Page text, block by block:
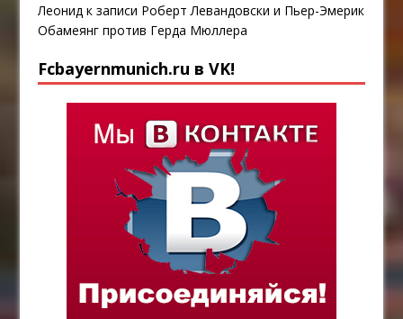
Леонид к записи Роберт Левандовски и Пьер-Эмерик
Обамеянг против Герда Мюллера
Fcbayernmunich.ru в VK!